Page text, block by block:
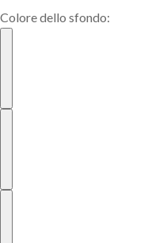
Colore dello sfondo: